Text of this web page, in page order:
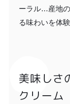
ーラル…産地
る味わいを体
美味しさ
クリーム